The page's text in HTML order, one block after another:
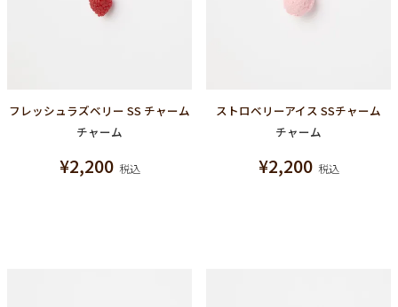
フレッシュラズベリー SS チャーム
チャーム
¥2,200 税込
ストロベリーアイス SSチャーム
チャーム
¥2,200 税込